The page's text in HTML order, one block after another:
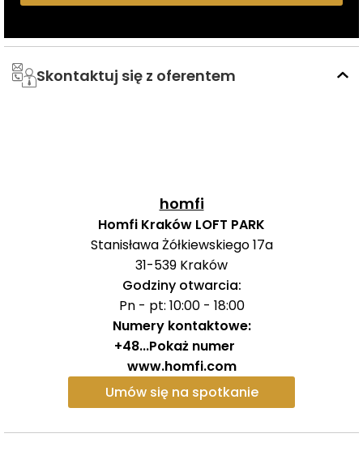
PARTER:
- Przestronny salon z wyjściem na taras
- Otwarta kuchnia (meble w zabudowie, płyta
(duży prysznic, umywalka, szafki)
- Sypialnia (2) (dla gości)
- oddzielna kuchnia dla gości/ Pomieszczenie
gospodarcze/pralnia
- Łazienka 2 (prysznic, WC, umywalka, grzejnik
- duży garaż 1-stanowiskowy w bryle budynku
PIĘTRO:
Skontaktuj się z oferentem
homfi
Homfi Kraków LOFT PARK
Stanisława Żółkiewskiego 17a
31-539 Kraków
Godziny otwarcia:
Pn - pt: 10:00 - 18:00
Numery kontaktowe:
+48...Pokaż numer
www.homfi.com
Umów się na spotkanie